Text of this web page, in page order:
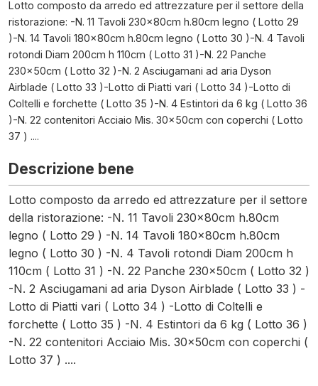
Lotto composto da arredo ed attrezzature per il settore della
ristorazione: -N. 11 Tavoli 230x80cm h.80cm legno ( Lotto 29
)-N. 14 Tavoli 180x80cm h.80cm legno ( Lotto 30 )-N. 4 Tavoli
rotondi Diam 200cm h 110cm ( Lotto 31 )-N. 22 Panche
230x50cm ( Lotto 32 )-N. 2 Asciugamani ad aria Dyson
Airblade ( Lotto 33 )-Lotto di Piatti vari ( Lotto 34 )-Lotto di
Coltelli e forchette ( Lotto 35 )-N. 4 Estintori da 6 kg ( Lotto 36
)-N. 22 contenitori Acciaio Mis. 30x50cm con coperchi ( Lotto
37 ) ....
Descrizione bene
Lotto composto da arredo ed attrezzature per il settore
della ristorazione: -N. 11 Tavoli 230x80cm h.80cm
legno ( Lotto 29 ) -N. 14 Tavoli 180x80cm h.80cm
legno ( Lotto 30 ) -N. 4 Tavoli rotondi Diam 200cm h
110cm ( Lotto 31 ) -N. 22 Panche 230x50cm ( Lotto 32 )
-N. 2 Asciugamani ad aria Dyson Airblade ( Lotto 33 ) -
Lotto di Piatti vari ( Lotto 34 ) -Lotto di Coltelli e
forchette ( Lotto 35 ) -N. 4 Estintori da 6 kg ( Lotto 36 )
-N. 22 contenitori Acciaio Mis. 30x50cm con coperchi (
Lotto 37 ) ....